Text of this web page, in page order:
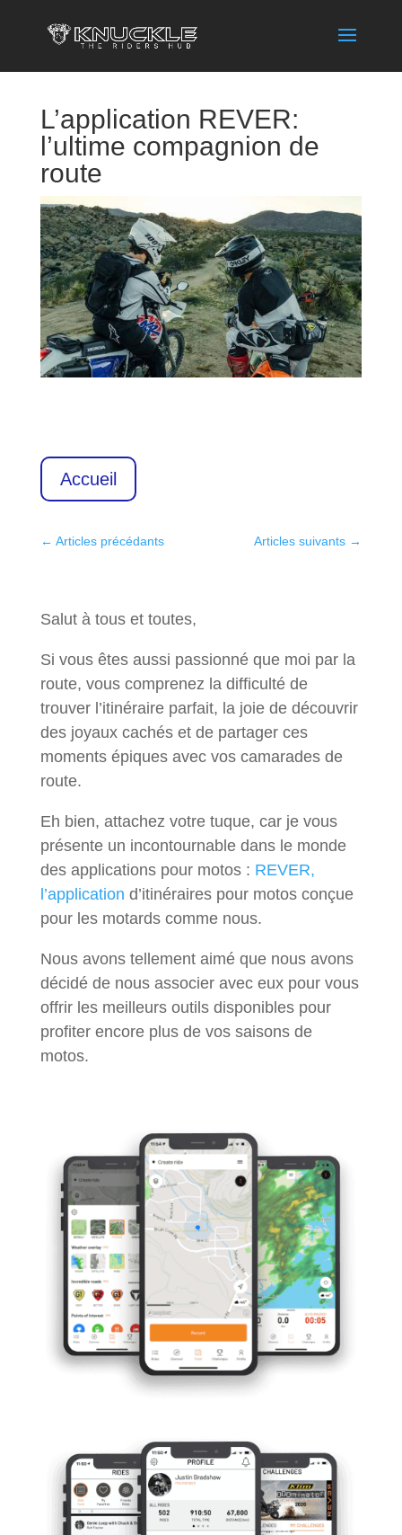
L’application REVER:
l’ultime compagnion de
route
Accueil
← Articles précédants Articles suivants →
Salut à tous et toutes,
Si vous êtes aussi passionné que moi par la
route, vous comprenez la difficulté de
trouver l’itinéraire parfait, la joie de découvrir
des joyaux cachés et de partager ces
moments épiques avec vos camarades de
route.
Eh bien, attachez votre tuque, car je vous
présente un incontournable dans le monde
des applications pour motos : REVER,
l’application d’itinéraires pour motos conçue
pour les motards comme nous.
Nous avons tellement aimé que nous avons
décidé de nous associer avec eux pour vous
offrir les meilleurs outils disponibles pour
profiter encore plus de vos saisons de
motos.